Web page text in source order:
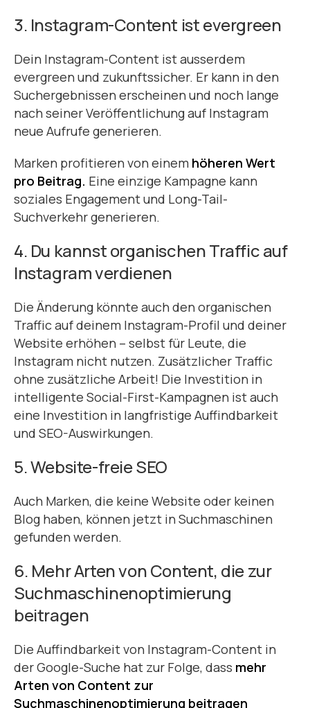
3. Instagram-Content ist evergreen
Dein Instagram-Content ist ausserdem
evergreen und zukunftssicher. Er kann in den
Suchergebnissen erscheinen und noch lange
nach seiner Veröffentlichung auf Instagram
neue Aufrufe generieren.
Marken profitieren von einem höheren Wert
pro Beitrag. Eine einzige Kampagne kann
soziales Engagement und Long-Tail-
Suchverkehr generieren.
4. Du kannst organischen Traffic auf
Instagram verdienen
Die Änderung könnte auch den organischen
Traffic auf deinem Instagram-Profil und deiner
Website erhöhen – selbst für Leute, die
Instagram nicht nutzen. Zusätzlicher Traffic
ohne zusätzliche Arbeit! Die Investition in
intelligente Social-First-Kampagnen ist auch
eine Investition in langfristige Auffindbarkeit
und SEO-Auswirkungen.
5. Website-freie SEO
Auch Marken, die keine Website oder keinen
Blog haben, können jetzt in Suchmaschinen
gefunden werden.
6. Mehr Arten von Content, die zur
Suchmaschinenoptimierung
beitragen
Die Auffindbarkeit von Instagram-Content in
der Google-Suche hat zur Folge, dass mehr
Arten von Content zur
Suchmaschinenoptimierung beitragen